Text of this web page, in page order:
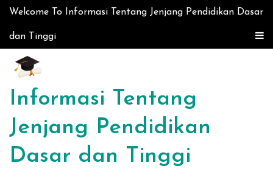
Skip to content
Welcome To Informasi Tentang Jenjang Pendidikan Dasar
dan Tinggi
Informasi Tentang
Jenjang Pendidikan
Dasar dan Tinggi